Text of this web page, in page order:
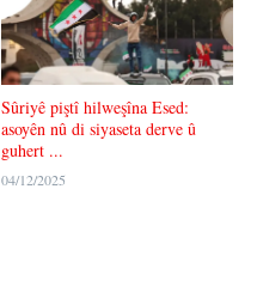
Sûriyê piştî hilweşîna Esed:
asoyên nû di siyaseta derve û
guhert ...
04/12/2025